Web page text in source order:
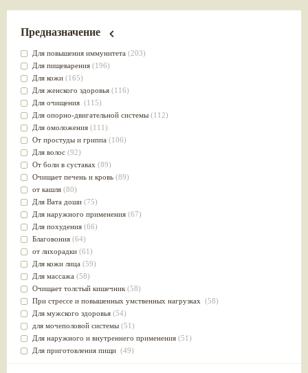
Предназначение
Для повышения иммунитета (203)
Для пищеварения (196)
Для кожи (165)
Для женского здоровья (116)
Для очищения (115)
Для опорно-двигательной системы (112)
Для омоложения (111)
От простуды и гриппа (106)
Для волос (92)
От боли в суставах (89)
Очищает печень и кровь (89)
от кашля (80)
Для Вата доши (75)
Для наружного применения (67)
Для похудения (66)
Благовония (64)
от лихорадки (61)
Для кожи лица (59)
Для массажа (58)
Очищает толстый кишечник (58)
При стрессе и повышенных умственных нагрузках (58)
Для мужского здоровья (54)
для мочеполовой системы (51)
Для наружного и внутреннего применения (51)
Для приготовления пищи (49)
от инфекций мочеполовой системы(49)